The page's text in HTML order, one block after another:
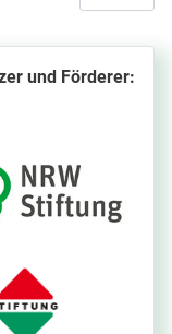
und Förderer: